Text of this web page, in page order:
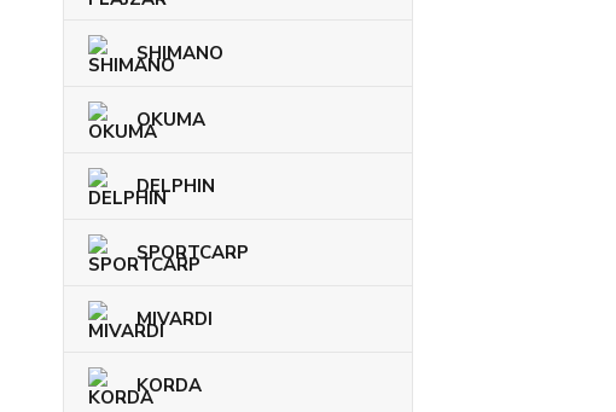
SHIMANO
OKUMA
DELPHIN
SPORTCARP
MIVARDI
KORDA